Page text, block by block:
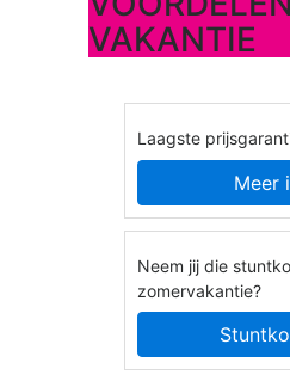
VAKANTIE
Laagste
Meer
Neem jij die
zomervakantie?